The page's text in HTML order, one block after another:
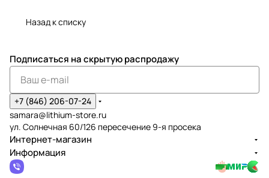
Назад к списку
Подписаться на скрытую распродажу
+7 (846) 206-07-24
samara@lithium-store.ru
ул. Солнечная 60/126 пересечение 9-я просека
Интернет-магазин
Информация